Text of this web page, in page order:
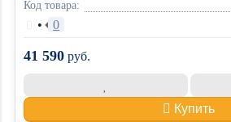
Код товара:
• 0
41 590 руб.
Купить